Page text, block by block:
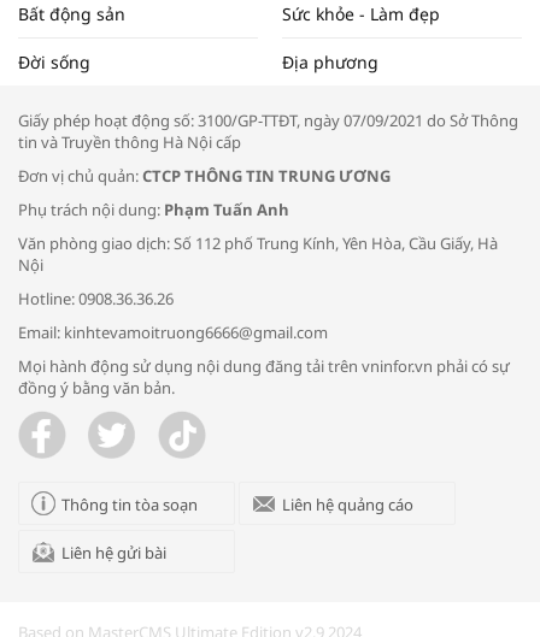
Tọa đàm “Xúc tiến thương mại: Khơi
thông đầu ra cho sản phẩm OCOP”
Bác sĩ tư vấn cách phòng tránh bệnh
đường hô hấp trong thời tiết giao mùa
Trao yêu thương cho em
Bất động sản Sức khỏe - Làm đẹp
Đời sống Địa phương
Giấy phép hoạt động số: 3100/GP-TTĐT, ngày 07/09/2021 do Sở Thông
tin và Truyền thông Hà Nội cấp
Đơn vị chủ quản:CTCP THÔNG TIN TRUNG ƯƠNG
Phụ trách nội dung: Phạm Tuấn Anh
Văn phòng giao dịch: Số 112 phố Trung Kính, Yên Hòa, Cầu Giấy, Hà
Nội
Hotline: 0908.36.36.26
Email: kinhtevamoitruong6666@gmail.com
Mọi hành động sử dụng nội dung đăng tải trên vninfor.vn phải có sự
đồng ý bằng văn bản.
Thông tin tòa soạn Liên hệ quảng cáo
Liên hệ gửi bài
Based on MasterCMS Ultimate Edition v2.9 2024